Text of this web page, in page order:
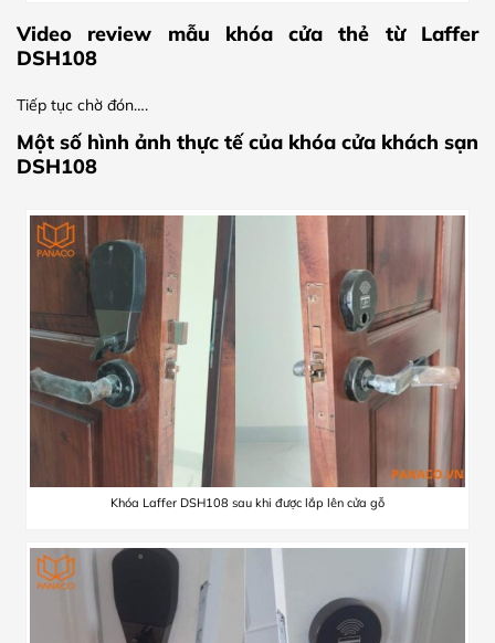
Video review mẫu khóa cửa thẻ từ Laffer
DSH108
Tiếp tục chờ đón….
Một số hình ảnh thực tế của khóa cửa khách sạn
DSH108
Khóa Laffer DSH108 sau khi được lắp lên cửa gỗ